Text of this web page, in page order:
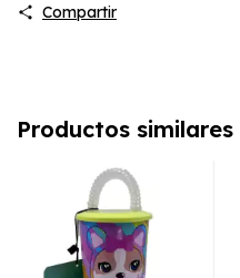
Compartir
Productos similares